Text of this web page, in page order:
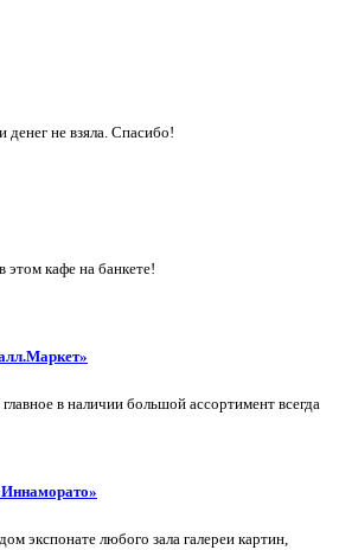
денег не взяла. Спасибо!
этом кафе на банкете!
в наличии большой ассортимент всегда
экспонате любого зала галереи картин,